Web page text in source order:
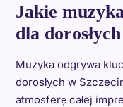
Jakie
dla
Muzyka odgrywa
dorosłych w
atmosferę całej